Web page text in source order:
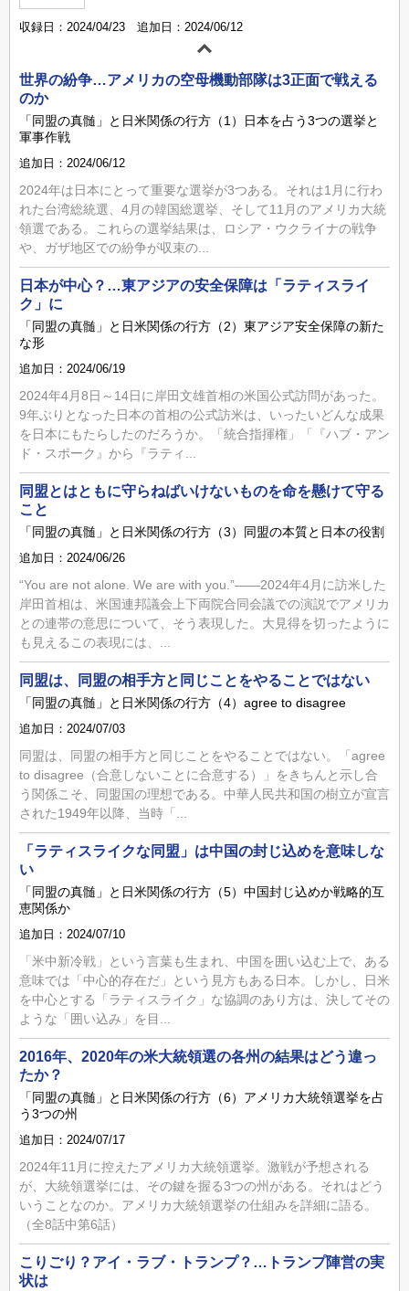
収録日：2024/04/23 追加日：2024/06/12
世界の紛争…アメリカの空母機動部隊は3正面で戦える
のか
「同盟の真髄」と日米関係の行方（1）日本を占う3つの選挙と
軍事作戦
追加日：2024/06/12
2024年は日本にとって重要な選挙が3つある。それは1月に行わ
れた台湾総統選、4月の韓国総選挙、そして11月のアメリカ大統
領選である。これらの選挙結果は、ロシア・ウクライナの戦争
や、ガザ地区での紛争が収束の...
日本が中心？…東アジアの安全保障は「ラティスライ
ク」に
「同盟の真髄」と日米関係の行方（2）東アジア安全保障の新た
な形
追加日：2024/06/19
2024年4月8日～14日に岸田文雄首相の米国公式訪問があった。
9年ぶりとなった日本の首相の公式訪米は、いったいどんな成果
を日本にもたらしたのだろうか。「統合指揮権」「『ハブ・アン
ド・スポーク』から『ラティ...
同盟とはともに守らねばいけないものを命を懸けて守る
こと
「同盟の真髄」と日米関係の行方（3）同盟の本質と日本の役割
追加日：2024/06/26
“You are not alone. We are with you.”――2024年4月に訪米した
岸田首相は、米国連邦議会上下両院合同会議での演説でアメリカ
との連帯の意思について、そう表現した。大見得を切ったように
も見えるこの表現には、...
同盟は、同盟の相手方と同じことをやることではない
「同盟の真髄」と日米関係の行方（4）agree to disagree
追加日：2024/07/03
同盟は、同盟の相手方と同じことをやることではない。「agree
to disagree（合意しないことに合意する）」をきちんと示し合
う関係こそ、同盟国の理想である。中華人民共和国の樹立が宣言
された1949年以降、当時「...
「ラティスライクな同盟」は中国の封じ込めを意味しな
い
「同盟の真髄」と日米関係の行方（5）中国封じ込めか戦略的互
恵関係か
追加日：2024/07/10
「米中新冷戦」という言葉も生まれ、中国を囲い込む上で、ある
意味では「中心的存在だ」という見方もある日本。しかし、日米
を中心とする「ラティスライク」な協調のあり方は、決してその
ような「囲い込み」を目...
2016年、2020年の米大統領選の各州の結果はどう違っ
たか？
「同盟の真髄」と日米関係の行方（6）アメリカ大統領選挙を占
う3つの州
追加日：2024/07/17
2024年11月に控えたアメリカ大統領選挙。激戦が予想される
が、大統領選挙には、その鍵を握る3つの州がある。それはどう
いうことなのか。アメリカ大統領選挙の仕組みを詳細に語る。
（全8話中第6話）
こりごり？アイ・ラブ・トランプ？…トランプ陣営の実
状は